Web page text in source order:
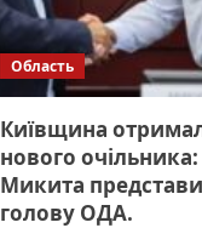
Область
Київщина
нового очільника:
Микита
голову ОДА.